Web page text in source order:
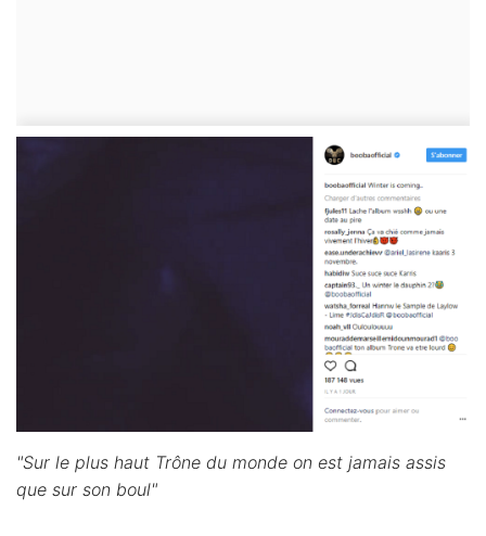
"Sur le plus haut Trône du monde on est jamais assis
que sur son boul"